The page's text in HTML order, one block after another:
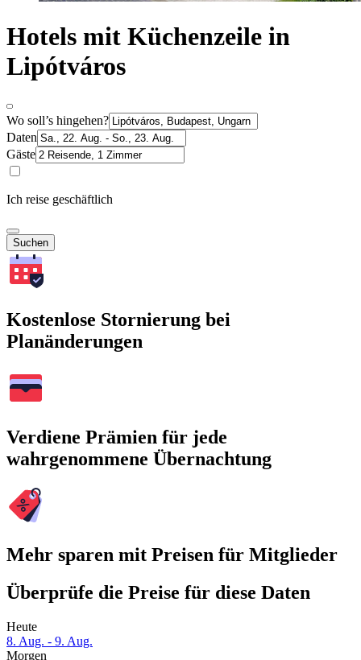
Hotels mit Küchenzeile in
Lipótváros
Wo soll’s hingehen?
Daten
Gäste
Ich reise geschäftlich
Suchen
Kostenlose Stornierung bei
Planänderungen
Verdiene Prämien für jede
wahrgenommene Übernachtung
Mehr sparen mit Preisen für Mitglieder
Überprüfe die Preise für diese Daten
Heute
8. Aug. - 9. Aug.
Morgen